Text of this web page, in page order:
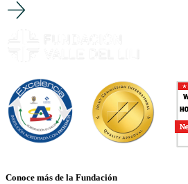
Conoce más de la Fundación